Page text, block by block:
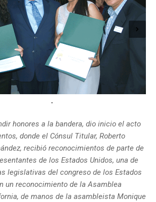
honores a la bandera, dio inicio el acto
donde el Cónsul Titular, Roberto
recibió reconocimientos de parte de
de los Estados Unidos, una de
legislativas del congreso de los Estados
un reconocimiento de la Asamblea
de manos de la asambleista Monique